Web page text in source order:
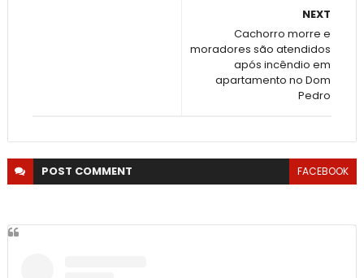
NEXT
Cachorro morre e
moradores são atendidos
após incêndio em
apartamento no Dom
Pedro
POST COMMENT FACEBOOK